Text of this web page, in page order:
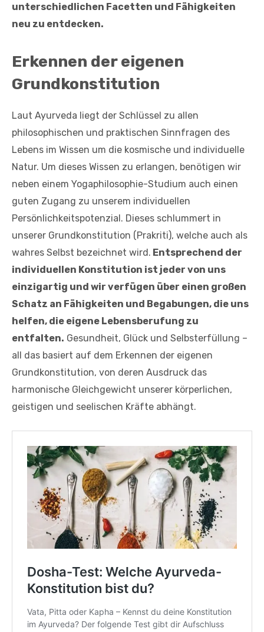
unterschiedlichen Facetten und Fähigkeiten
neu zu entdecken.
Erkennen der eigenen
Grundkonstitution
Laut Ayurveda liegt der Schlüssel zu allen
philosophischen und praktischen Sinnfragen des
Lebens im Wissen um die kosmische und individuelle
Natur. Um dieses Wissen zu erlangen, benötigen wir
neben einem Yogaphilosophie-Studium auch einen
guten Zugang zu unserem individuellen
Persönlichkeitspotenzial. Dieses schlummert in
unserer Grundkonstitution (Prakriti), welche auch als
wahres Selbst bezeichnet wird. Entsprechend der
individuellen Konstitution ist jeder von uns
einzigartig und wir verfügen über einen großen
Schatz an Fähigkeiten und Begabungen, die uns
helfen, die eigene Lebensberufung zu
entfalten. Gesundheit, Glück und Selbsterfüllung –
all das basiert auf dem Erkennen der eigenen
Grundkonstitution, von deren Ausdruck das
harmonische Gleichgewicht unserer körperlichen,
geistigen und seelischen Kräfte abhängt.